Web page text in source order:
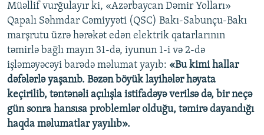
Müəllif vurğulayır ki, «Azərbaycan Dəmir Yolları»
Qapalı Səhmdar Cəmiyyəti (QSC) Bakı-Sabunçu-Bakı
marşrutu üzrə hərəkət edən elektrik qatarlarının
təmirlə bağlı mayın 31-də, iyunun 1-i və 2-də
işləməyəcəyi barədə məlumat yayıb: «Bu kimi hallar
dəfələrlə yaşanıb. Bəzən böyük layihələr həyata
keçirilib, təntənəli açılışla istifadəyə verilsə də, bir neçə
gün sonra hansısa problemlər olduğu, təmirə dayandığı
haqda məlumatlar yayılıb».